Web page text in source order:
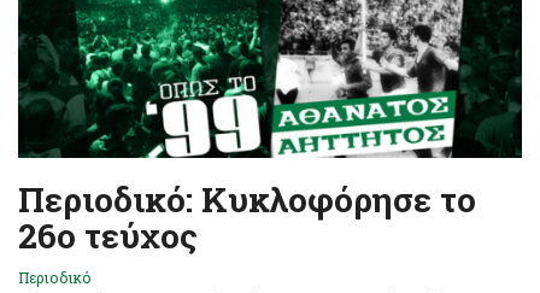
Περιοδικό: Κυκλοφόρησε το
26ο τεύχος
Περιοδικό